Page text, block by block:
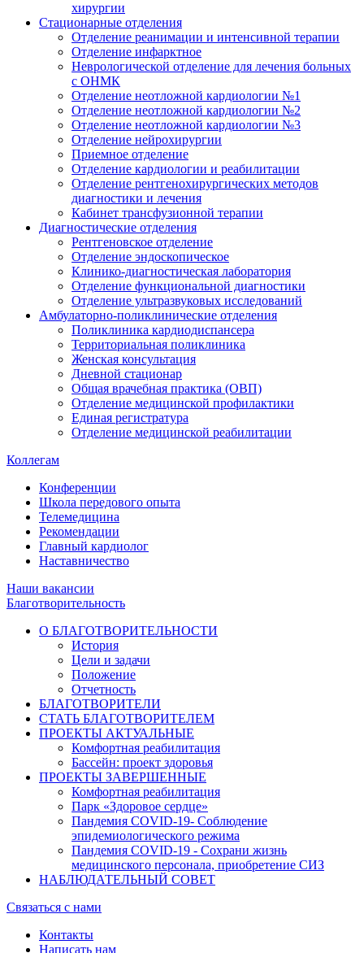
хирургии
Стационарные отделения
Отделение реанимации и интенсивной терапии
Отделение инфарктное
Неврологической отделение для лечения больных
с ОНМК
Отделение неотложной кардиологии №1
Отделение неотложной кардиологии №2
Отделение неотложной кардиологии №3
Отделение нейрохирургии
Приемное отделение
Отделение кардиологии и реабилитации
Отделение рентгенохирургических методов
диагностики и лечения
Кабинет трансфузионной терапии
Диагностические отделения
Рентгеновское отделение
Отделение эндоскопическое
Клинико-диагностическая лаборатория
Отделение функциональной диагностики
Отделение ультразвуковых исследований
Амбулаторно-поликлинические отделения
Поликлиника кардиодиспансера
Территориальная поликлиника
Женская консультация
Дневной стационар
Общая врачебная практика (ОВП)
Отделение медицинской профилактики
Единая регистратура
Отделение медицинской реабилитации
Коллегам
Конференции
Школа передового опыта
Телемедицина
Рекомендации
Главный кардиолог
Наставничество
Наши вакансии
Благотворительность
О БЛАГОТВОРИТЕЛЬНОСТИ
История
Цели и задачи
Положение
Отчетность
БЛАГОТВОРИТЕЛИ
СТАТЬ БЛАГОТВОРИТЕЛЕМ
ПРОЕКТЫ АКТУАЛЬНЫЕ
Комфортная реабилитация
Бассейн: проект здоровья
ПРОЕКТЫ ЗАВЕРШЕННЫЕ
Комфортная реабилитация
Парк «Здоровое сердце»
Пандемия COVID-19- Cоблюдение
эпидемиологического режима
Пандемия COVID-19 - Сохрани жизнь
медицинского персонала, приобретение СИЗ
НАБЛЮДАТЕЛЬНЫЙ СОВЕТ
Связаться с нами
Контакты
Написать нам